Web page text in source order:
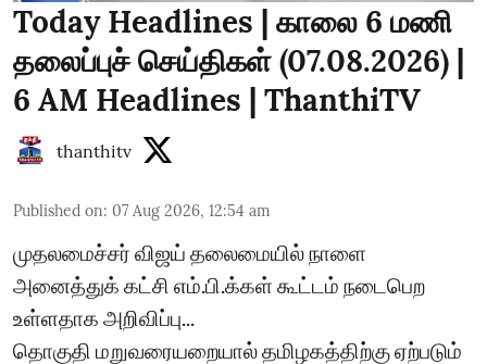
Today Headlines | காலை 6 மணி
தலைப்புச் செய்திகள் (07.08.2026) |
6 AM Headlines | ThanthiTV
thanthitv
Published on: 07 Aug 2026, 12:54 am
முதலமைச்சர் விஜய் தலைமையில் நாளை
அனைத்துக் கட்சி எம்.பி.க்கள் கூட்டம் நடைபெற
உள்ளதாக அறிவிப்பு...
தொகுதி மறுவரையறையால் தமிழகத்திற்கு ஏற்படும்